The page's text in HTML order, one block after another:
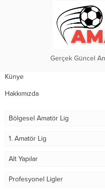
Gerçek Güncel
Künye
Hakkımızda
Bölgesel Amatör Lig
1. Amatör Lig
Alt Yapılar
Profesyonel Ligler